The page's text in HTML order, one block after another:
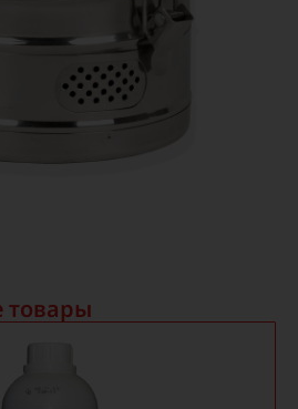
товары